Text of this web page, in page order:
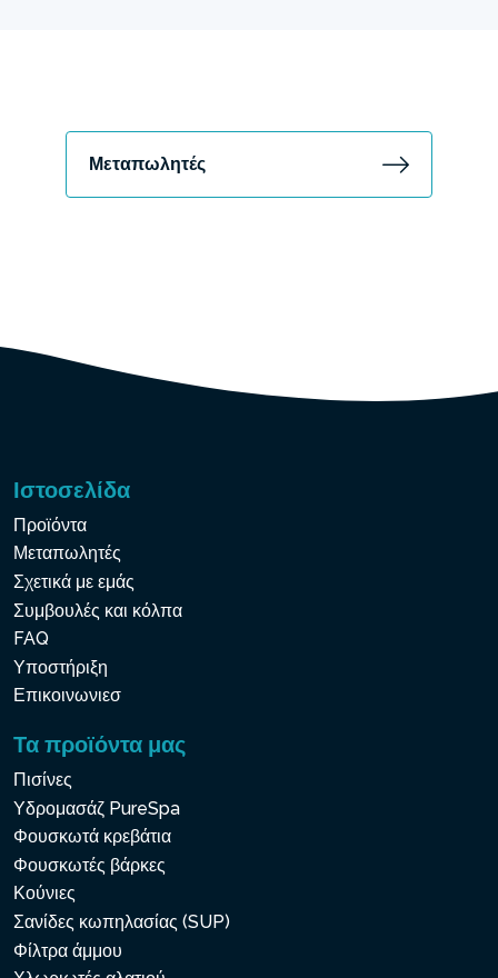
Μεταπωλητές
Ιστοσελίδα
Προϊόντα
Μεταπωλητές
Σχετικά με εμάς
Συμβουλές και κόλπα
FAQ
Υποστήριξη
Επικοινωνιεσ
Τα προϊόντα μας
Πισίνες
Υδρομασάζ PureSpa
Φουσκωτά κρεβάτια
Φουσκωτές βάρκες
Κούνιες
Σανίδες κωπηλασίας (SUP)
Φίλτρα άμμου